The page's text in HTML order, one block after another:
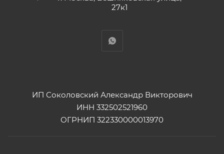
27к1
ИП Соколовский Александр Викторович
ИНН 332502521960
ОГРНИП 322330000013970